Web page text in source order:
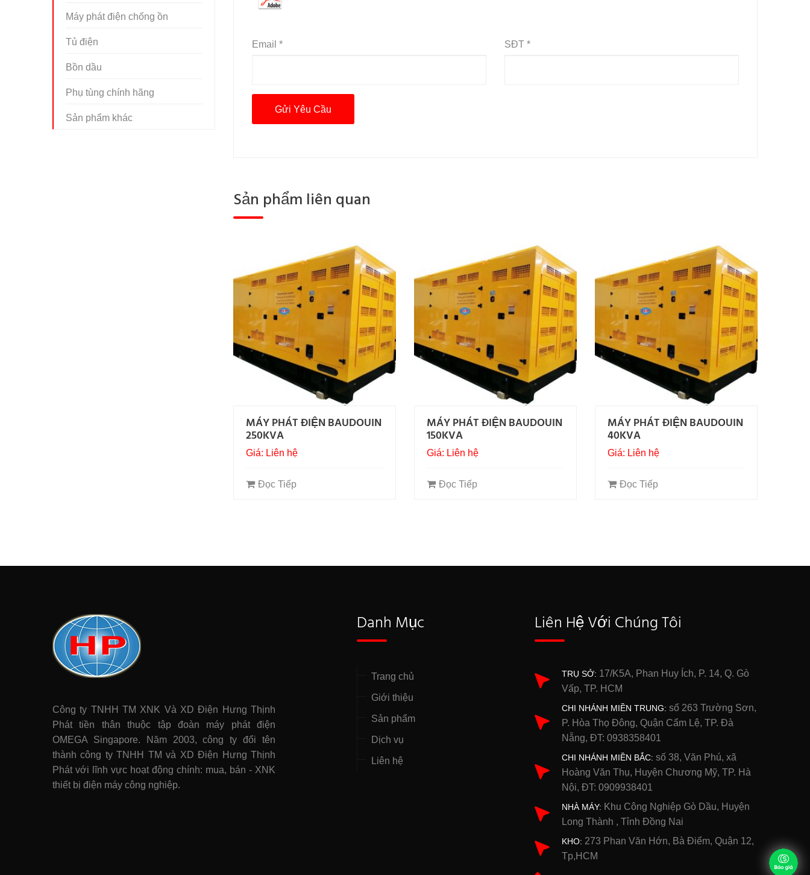
Email * SĐT *
Sản phẩm liên quan
MÁY PHÁT ĐIỆN BAUDOUIN
250KVA
Giá: Liên hệ
Đọc Tiếp
MÁY PHÁT ĐIỆN BAUDOUIN
150KVA
Giá: Liên hệ
Đọc Tiếp
MÁY PHÁT ĐIỆN BAUDOUIN
40KVA
Giá: Liên hệ
Đọc Tiếp
Máy phát điện chống ồn
Tủ điện
Bồn dầu
Phụ tùng chính hãng
Sản phẩm khác
Công ty TNHH TM XNK Và XD Điện Hưng Thịnh
Phát tiền thân thuộc tập đoàn máy phát điện
OMEGA Singapore. Năm 2003, công ty đổi tên
thành công ty TNHH TM và XD Điện Hưng Thịnh
Phát với lĩnh vực hoạt động chính: mua, bán - XNK
thiết bị điện máy công nghiệp.
Danh Mục
Trang chủ
Giới thiệu
Sản phẩm
Dịch vụ
Liên hệ
Liên Hệ Với Chúng Tôi
TRỤ SỞ: 17/K5A, Phan Huy Ích, P. 14, Q. Gò
Vấp, TP. HCM
CHI NHÁNH MIỀN TRUNG: số 263 Trường Sơn,
P. Hòa Thọ Đông, Quận Cẩm Lệ, TP. Đà
Nẵng, ĐT: 0938358401
CHI NHÁNH MIỀN BẮC: số 38, Văn Phú, xã
Hoàng Văn Thụ, Huyện Chương Mỹ, TP. Hà
Nội, ĐT: 0909938401
NHÀ MÁY: Khu Công Nghiệp Gò Dầu, Huyện
Long Thành , Tỉnh Đồng Nai
KHO: 273 Phan Văn Hớn, Bà Điểm, Quận 12,
Tp,HCM